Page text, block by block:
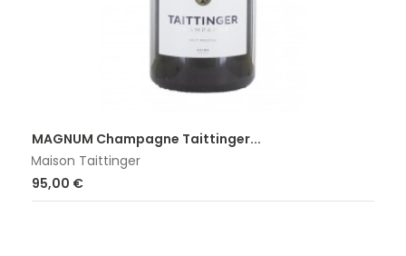
MAGNUM Champagne Taittinger...
Maison Taittinger
95,00 €Prix